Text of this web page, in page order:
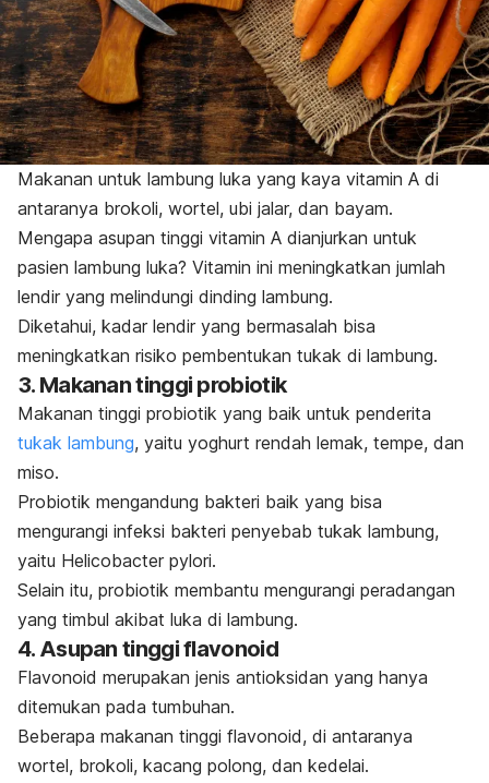
Makanan untuk lambung luka yang kaya vitamin A di
antaranya brokoli, wortel, ubi jalar, dan bayam.
Mengapa asupan tinggi vitamin A dianjurkan untuk
pasien lambung luka? Vitamin ini meningkatkan jumlah
lendir yang melindungi dinding lambung.
Diketahui, kadar lendir yang bermasalah bisa
meningkatkan risiko pembentukan tukak di lambung.
3. Makanan tinggi probiotik
Makanan tinggi probiotik yang baik untuk penderita
tukak lambung, yaitu yoghurt rendah lemak, tempe, dan
miso.
Probiotik mengandung bakteri baik yang bisa
mengurangi infeksi bakteri penyebab tukak lambung,
yaitu Helicobacter pylori.
Selain itu, probiotik membantu mengurangi peradangan
yang timbul akibat luka di lambung.
4. Asupan tinggi flavonoid
Flavonoid merupakan jenis antioksidan yang hanya
ditemukan pada tumbuhan.
Beberapa makanan tinggi flavonoid, di antaranya
wortel, brokoli, kacang polong, dan kedelai.